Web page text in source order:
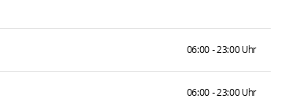
06:00 - 23:00 Uhr
06:00 - 23:00 Uhr